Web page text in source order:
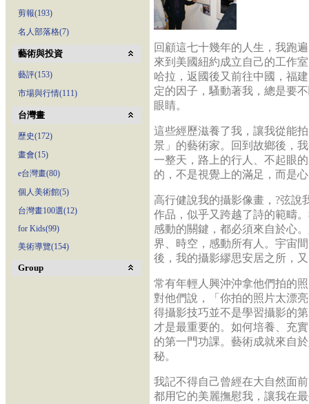
剪報(193)
名人部落格(7)
藝術與投資
藝評(153)
市場與行情(111)
台灣畫
歷史(172)
畫會(15)
e台灣畫(80)
個人美術館(5)
台灣畫100選(12)
for Kids(99)
美術導覽(154)
Group
回顧這七十幾年的人生，我跑
來到美國紐約成立自己的工作
哈拉，返國後又前往中國，福
定的因子，騷動著我，總是要
眼睛。
這些經歷滋養了我，讓我從能
景」的藝術家。回到故鄉後，
一整天，路上的行人、不起眼
的，不是視覺上的滿足，而是
高行健說我的攝影像畫，?弦說
作品，似乎又跨越了詩的範疇
感動的關鍵，都必須來自於心
界、時空，感動所有人。宇宙
後，我的攝影繆思安居之所，
常有年輕人興沖沖拿他們拍的
對他們說，「你拍的照片太漂
得攝影技巧並不是學習攝影的
才是最重要的。如何培養、充
的第一門功課。藝術成就來自
秘。
我記不得自己曾經在大自然面
都用它的美麗撫慰我，讓我在